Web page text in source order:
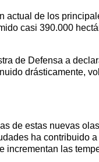
actual de los
casi 390.000
de Defensa a
drásticamente,
de estas nuevas
ha contribuido
incrementan las